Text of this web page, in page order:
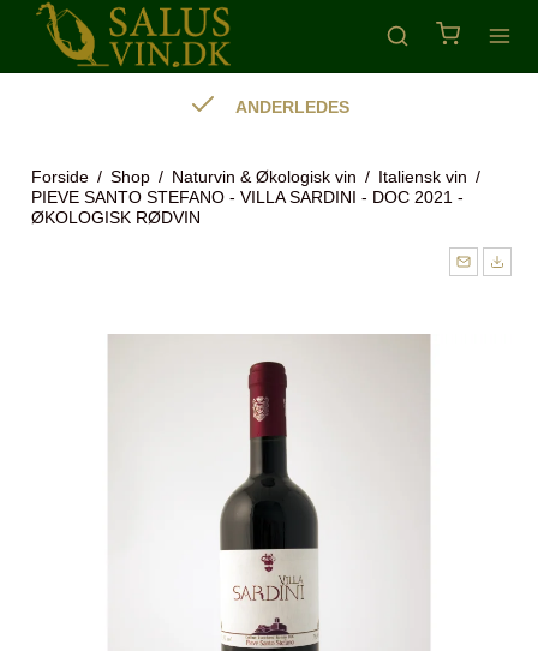
ANDERLEDES
Forside / Shop / Naturvin & Økologisk vin / Italiensk vin /
PIEVE SANTO STEFANO - VILLA SARDINI - DOC 2021 -
ØKOLOGISK RØDVIN